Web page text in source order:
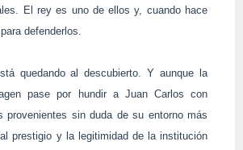
El rey es uno de ellos y, cuando hace
defenderlos.
quedando al descubierto. Y aunque la
pase por hundir a Juan Carlos con
provenientes sin duda de su entorno más
prestigio y la legitimidad de la institución